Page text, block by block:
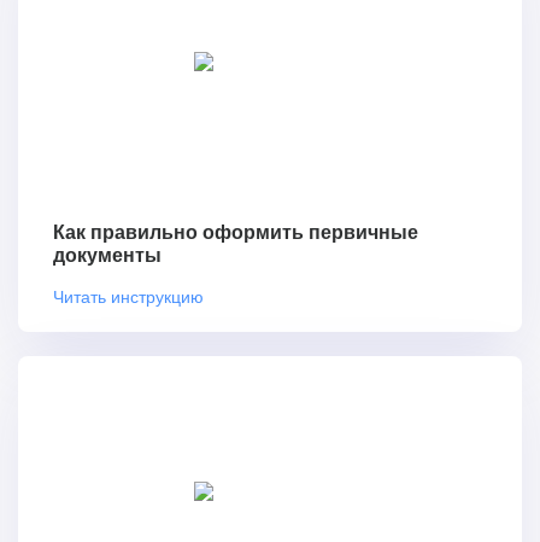
Как правильно оформить первичные
документы
Читать инструкцию